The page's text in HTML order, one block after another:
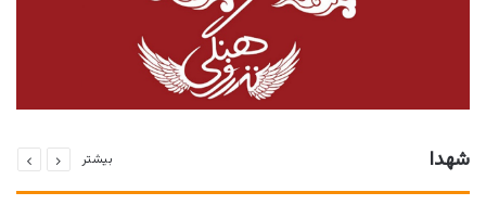
شهدا بیشتر